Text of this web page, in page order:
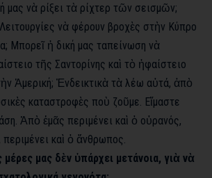
μας νὰ ρίξει τὰ ρίχτερ τῶν σεισμῶν;
νὰ φέρουν βροχὲς στὴν Κύπρο
Μπορεῖ ἡ δική μας ταπείνωση νὰ
τῆς Σαντορίνης καὶ τὸ ἡφαίστειο
Ἀμερική; Ἐνδεικτικὰ τὰ λέω αὐτά, ἀπὸ
καταστροφὲς ποὺ ζοῦμε. Εἴμαστε
Ἀπὸ ἐμᾶς περιμένει καὶ ὁ οὐρανός,
περιμένει καὶ ὁ ἄνθρωπος.
μέρες μας δὲν ὑπάρχει μετάνοια, γιὰ νὰ